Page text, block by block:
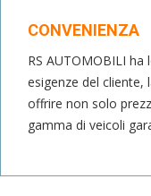
CONVENIENZA
RS AUTOMOBILI
esigenze del
offrire non solo
gamma di veicoli